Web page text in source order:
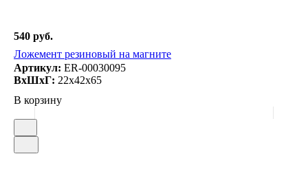
540 руб.
Ложемент резиновый на магните
Артикул: ER-00030095
ВxШxГ: 22x42x65
В корзину